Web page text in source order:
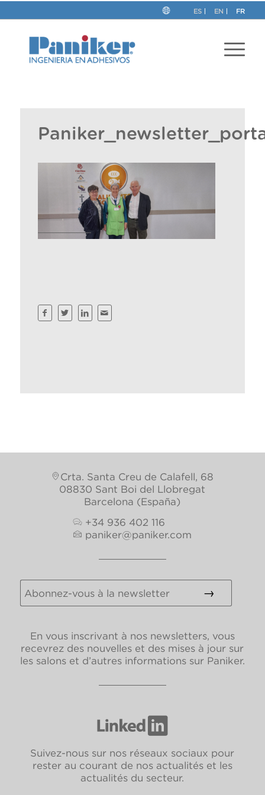
ES EN FR
Crta. Santa Creu de Calafell, 68
08830 Sant Boi del Llobregat
Barcelona (España)
+34 936 402 116
paniker@paniker.com
En vous inscrivant à nos newsletters, vous
recevrez des nouvelles et des mises à jour sur
les salons et d’autres informations sur Paniker.
Suivez-nous sur nos réseaux sociaux pour
rester au courant de nos actualités et les
actualités du secteur.